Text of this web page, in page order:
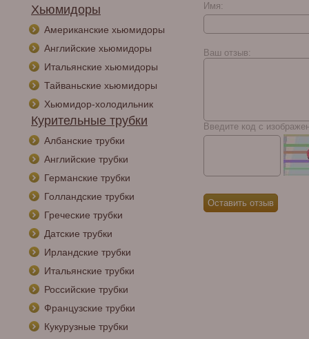
Хьюмидоры
Американские хьюмидоры
Английские хьюмидоры
Итальянские хьюмидоры
Тайваньские хьюмидоры
Хьюмидор-холодильник
Курительные трубки
Албанские трубки
Английские трубки
Германские трубки
Голландские трубки
Греческие трубки
Датские трубки
Ирландские трубки
Итальянские трубки
Российские трубки
Французские трубки
Кукурузные трубки
Имя:
Ваш отзыв:
Введите код с